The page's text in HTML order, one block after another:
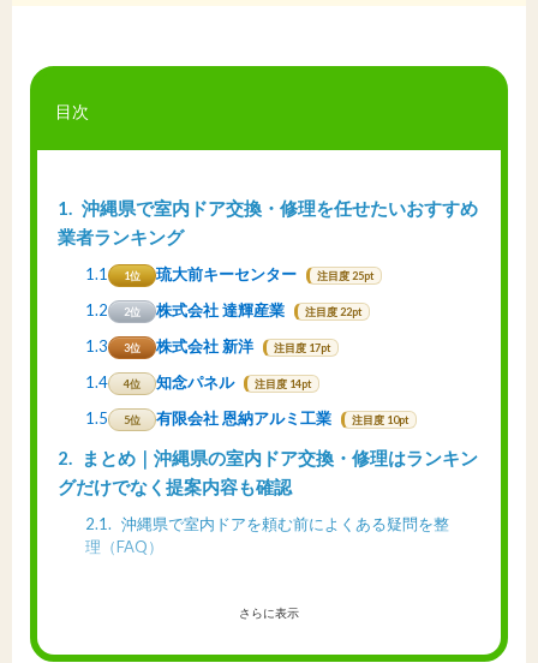
目次
1
沖縄県で室内ドア交換・修理を任せたいおすすめ
業者ランキング
1.1 1位 琉大前キーセンター 注目度 25pt
1.2 2位 株式会社 達輝産業 注目度 22pt
1.3 3位 株式会社 新洋 注目度 17pt
1.4 4位 知念パネル 注目度 14pt
1.5 5位 有限会社 恩納アルミ工業 注目度 10pt
2
まとめ｜沖縄県の室内ドア交換・修理はランキン
グだけでなく提案内容も確認
2.1
沖縄県で室内ドアを頼む前によくある疑問を整
理（FAQ）
さらに表示